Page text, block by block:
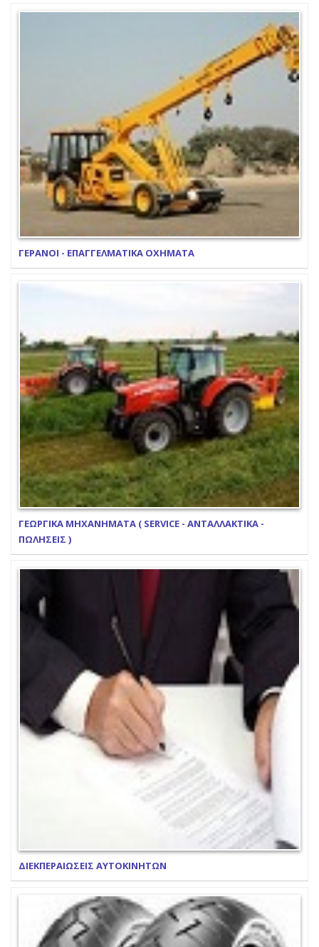
ΓΕΡΑΝΟΙ - ΕΠΑΓΓΕΛΜΑΤΙΚΑ ΟΧΗΜΑΤΑ
ΓΕΩΡΓΙΚΑ ΜΗΧΑΝΗΜΑΤΑ ( SERVICE - ΑΝΤΑΛΛΑΚΤΙΚΑ -
ΠΩΛΗΣΕΙΣ )
ΔΙΕΚΠΕΡΑΙΩΣΕΙΣ ΑΥΤΟΚΙΝΗΤΩΝ